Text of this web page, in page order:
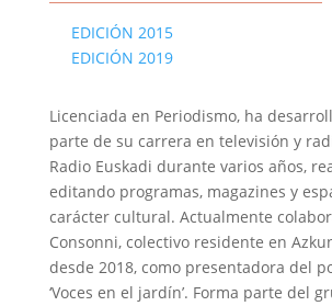
EDICIÓN 2015
EDICIÓN 2019
Licenciada en Periodismo, ha
parte de su carrera en televisión y
Radio Euskadi durante varios años,
editando programas, magazines y
carácter cultural. Actualmente
Consonni, colectivo residente en
desde 2018, como presentadora del
‘Voces en el jardín’. Forma parte del